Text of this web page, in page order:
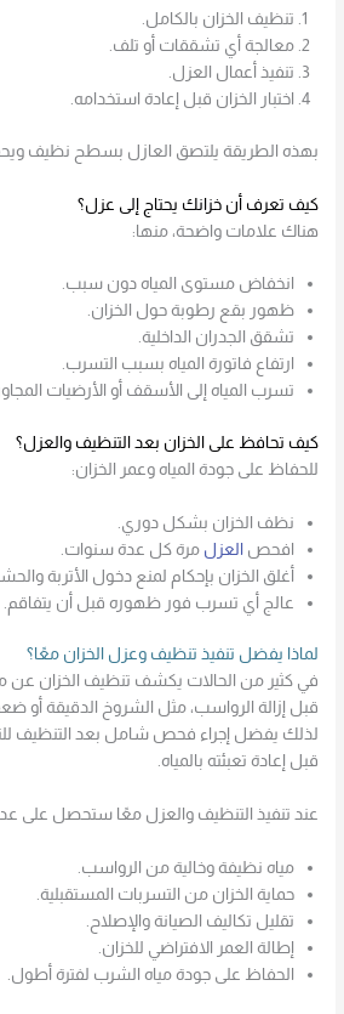
تنظيف الخزان بالكامل.
معالجة أي تشققات أو تلف.
تنفيذ أعمال العزل.
اختبار الخزان قبل إعادة استخدامه.
بهذه الطريقة يلتصق العازل بسطح نظيف
كيف تعرف أن خزانك يحتاج إلى عزل؟
هناك علامات واضحة، منها:
انخفاض مستوى المياه دون سبب.
ظهور بقع رطوبة حول الخزان.
تشقق الجدران الداخلية.
ارتفاع فاتورة المياه بسبب التسرب.
تسرب المياه إلى الأسقف أو الأرضيات
كيف تحافظ على الخزان بعد التنظيف والعزل؟
للحفاظ على جودة المياه وعمر الخزان:
نظف الخزان بشكل دوري.
افحص
العزل مرة كل عدة سنوات.
أغلق الخزان بإحكام لمنع دخول الأتربة
عالج أي تسرب فور ظهوره قبل أن يتفاقم.
لماذا يفضل تنفيذ تنظيف وعزل الخزان معًا؟
في كثير من الحالات يكشف تنظيف الخزان
قبل إزالة الرواسب، مثل الشروخ الدقيقة أو
لذلك يفضل إجراء فحص شامل بعد التنظيف
قبل إعادة تعبئته بالمياه.
عند تنفيذ التنظيف والعزل معًا ستحصل على
مياه نظيفة وخالية من الرواسب.
حماية الخزان من التسربات المستقبلية.
تقليل تكاليف الصيانة والإصلاح.
إطالة العمر الافتراضي للخزان.
الحفاظ على جودة مياه الشرب لفترة أطول.